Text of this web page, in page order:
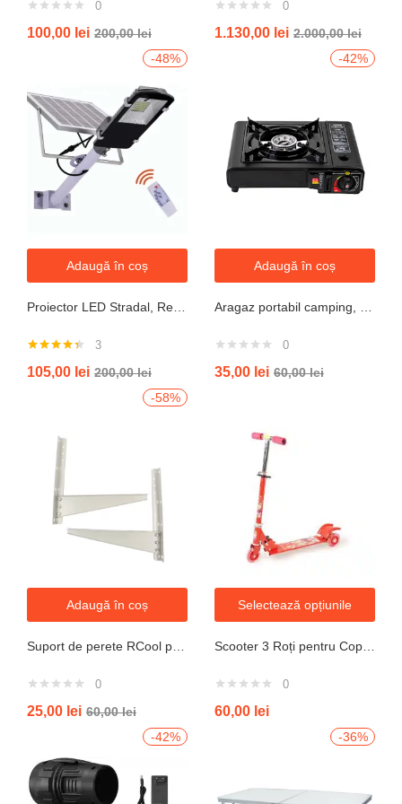
0
100,00 lei 200,00lei
0
1.130,00 lei 2.000,00lei
-48%
Adaugă în coș
4.33din 5
3
105,00 lei 200,00lei
-42%
Adaugă în coș
0
35,00 lei 60,00lei
-58%
Adaugă în coș
0
25,00 lei 60,00lei
Selectează opțiunile
0
60,00 lei
-42% -36%